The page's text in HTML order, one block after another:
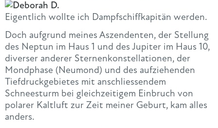
Eigentlich wollte ich Dampfschiffkapitän werden.
Doch aufgrund meines Aszendenten, der Stellung
des Neptun im Haus 1 und des Jupiter im Haus 10,
diverser anderer Sternenkonstellationen, der
Mondphase (Neumond) und des aufziehenden
Tiefdruckgebietes mit anschliessendem
Schneesturm bei gleichzeitigem Einbruch von
polarer Kaltluft zur Zeit meiner Geburt, kam alles
anders.